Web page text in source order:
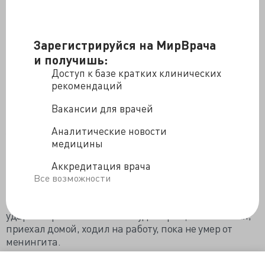
Зарегистрируйся на МирВрача
и получишь:
Доступ к базе кратких клинических
рекомендаций
Вакансии для врачей
Аналитические новости
медицины
Аккредитация врача
Все возможности
У меня был случай, когда к нам поступил труп
мужчины с повязкой на голове. После снятии повязки
оказалось, что на голове классическая рубленая рана,
да ещё с повреждением твёрдой оболочки головного
был в соседней области на свадьбе, где и получил
удар топором по голове. Никуда обращаться не стал,
приехал домой, ходил на работу, пока не умер от
менингита.